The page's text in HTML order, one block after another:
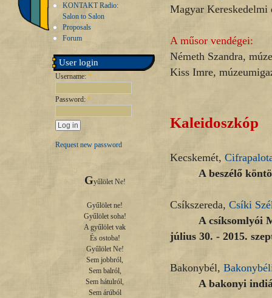
KONTAKT Radio:
Salon to Salon
Proposals
Forum
User login
Username: *
Password: *
Request new password
Gyűlölet Ne!
Gyűlölet ne!
Gyűlölet soha!
A gyűlölet vak
És ostoba!
Gyűlölet Ne!
Sem jobbról,
Sem balról,
Sem hátulról,
Sem árúból
Magyar
A műsor vendégei:
Németh Szandra,
Kiss Imre,
Kaleidoszkóp
Kecskemét,
A beszélő
Csíkszereda, Csíki
A csíksomlyói
július 30. - 2015.
Bakonybél,
A bakonyi